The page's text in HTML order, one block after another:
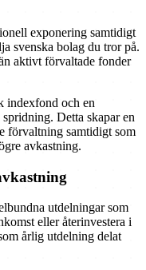
exponering samtidigt
svenska bolag du tror på.
aktivt förvaltade fonder
indexfond och en
Detta skapar en
förvaltning samtidigt som
avkastning.
utdelningar som
eller återinvestera i
årlig utdelning delat